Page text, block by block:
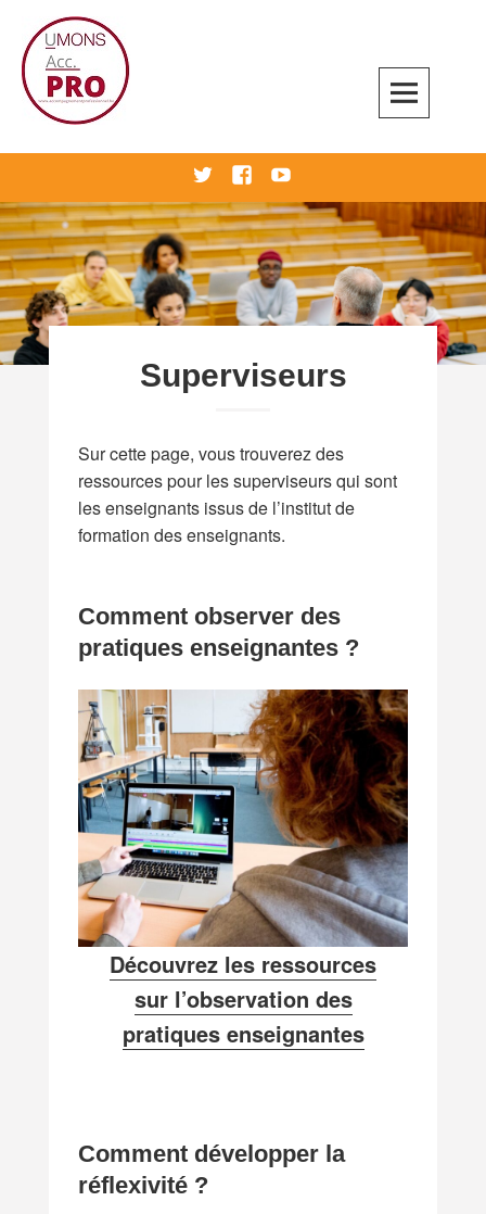
content
twitterFacebookYoutube
Superviseurs
Sur cette page, vous trouverez des
ressources pour les superviseurs qui sont
les enseignants issus de l’institut de
formation des enseignants.
Comment observer des
pratiques enseignantes ?
Découvrez les ressources
sur l’observation des
pratiques enseignantes
Comment développer la
réflexivité ?